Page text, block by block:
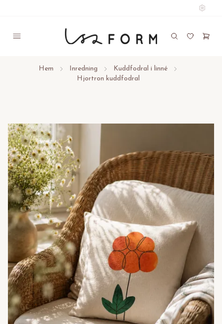
Hem Inredning
Kuddfodral i linné
Hjortron kuddfodral